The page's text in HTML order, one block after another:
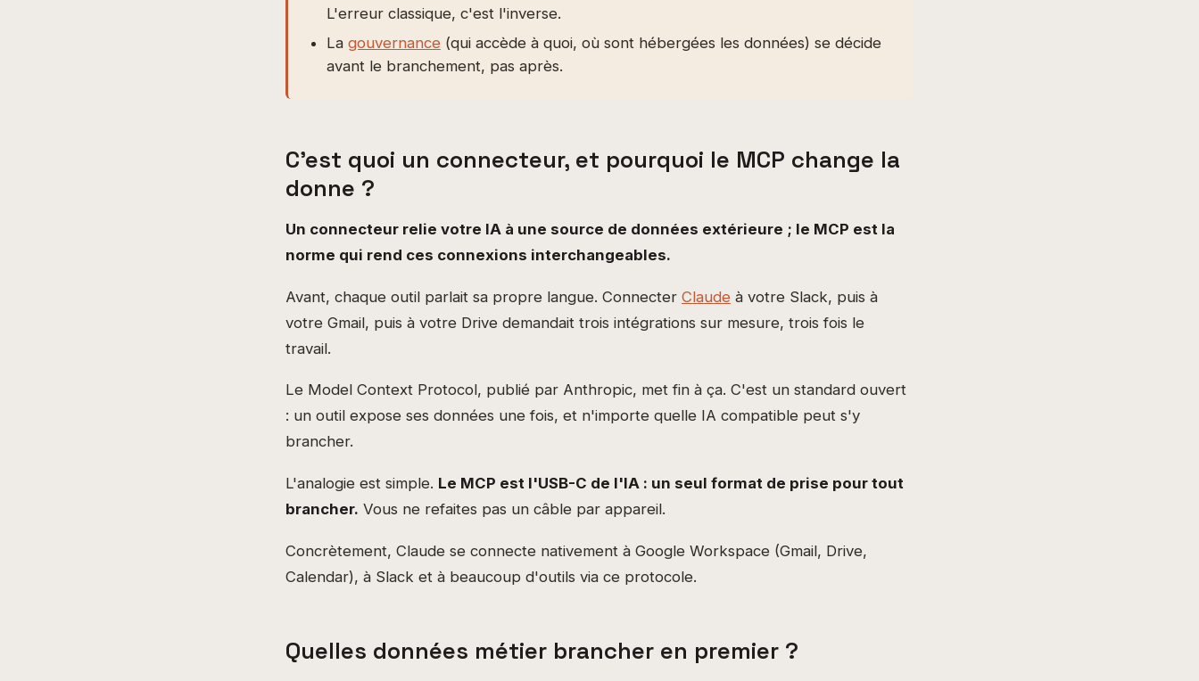
L'erreur classique, c'est l'inverse.
La gouvernance (qui accède à quoi, où sont hébergées les données) se décide
avant le branchement, pas après.
C'est quoi un connecteur, et pourquoi le MCP change la
donne ?
Un connecteur relie votre IA à une source de données extérieure ; le MCP est la
norme qui rend ces connexions interchangeables.
Avant, chaque outil parlait sa propre langue. Connecter Claude à votre Slack, puis à
votre Gmail, puis à votre Drive demandait trois intégrations sur mesure, trois fois le
travail.
Le Model Context Protocol, publié par Anthropic, met fin à ça. C'est un standard ouvert
: un outil expose ses données une fois, et n'importe quelle IA compatible peut s'y
brancher.
L'analogie est simple. Le MCP est l'USB-C de l'IA : un seul format de prise pour tout
brancher. Vous ne refaites pas un câble par appareil.
Concrètement, Claude se connecte nativement à Google Workspace (Gmail, Drive,
Calendar), à Slack et à beaucoup d'outils via ce protocole.
Quelles données métier brancher en premier ?